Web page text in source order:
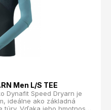
Men L/S TEE
Dynafit Speed Dryarn je
ideálne ako základná